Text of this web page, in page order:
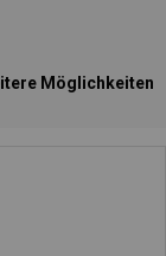
Möglichkeiten